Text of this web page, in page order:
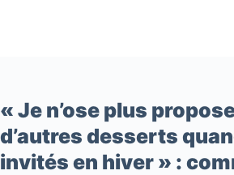
« Je n’ose plus
d’autres desserts
invités en hiver » :